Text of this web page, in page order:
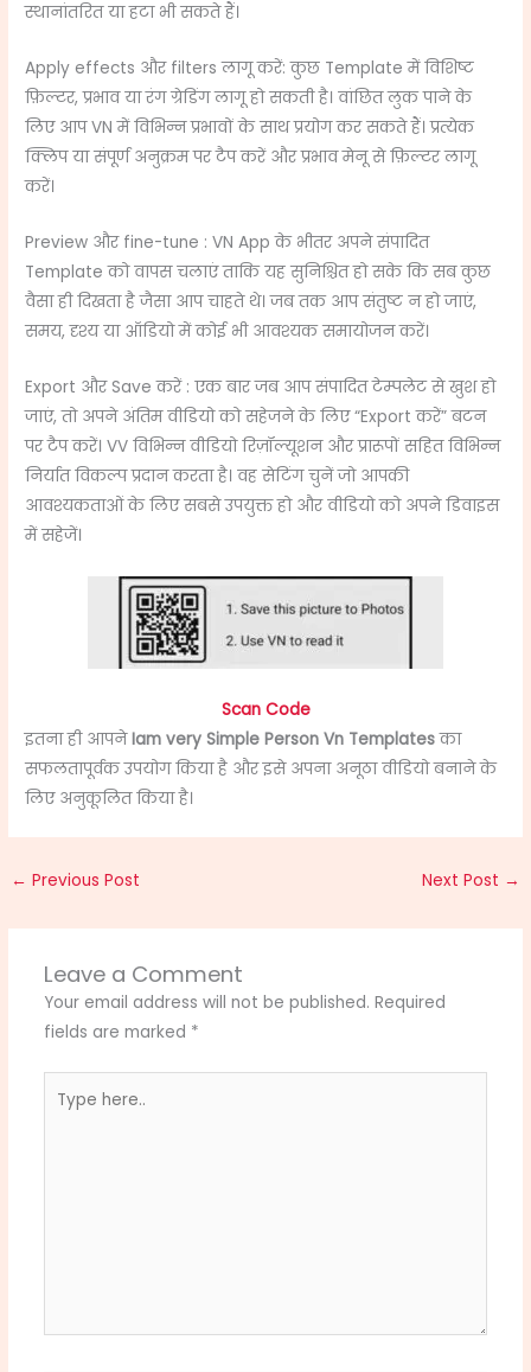
स्थानांतरित या हटा भी सकते हैं।
Apply effects और filters लागू करें: कुछ Template में विशिष्ट
फ़िल्टर, प्रभाव या रंग ग्रेडिंग लागू हो सकती है। वांछित लुक पाने के
लिए आप VN में विभिन्न प्रभावों के साथ प्रयोग कर सकते हैं। प्रत्येक
क्लिप या संपूर्ण अनुक्रम पर टैप करें और प्रभाव मेनू से फ़िल्टर लागू
करें।
Preview और fine-tune : VN App के भीतर अपने संपादित
Template को वापस चलाएं ताकि यह सुनिश्चित हो सके कि सब कुछ
वैसा ही दिखता है जैसा आप चाहते थे। जब तक आप संतुष्ट न हो जाएं,
समय, दृश्य या ऑडियो में कोई भी आवश्यक समायोजन करें।
Export और Save करें : एक बार जब आप संपादित टेम्पलेट से खुश हो
जाएं, तो अपने अंतिम वीडियो को सहेजने के लिए “Export करें” बटन
पर टैप करें। VV विभिन्न वीडियो रिज़ॉल्यूशन और प्रारूपों सहित विभिन्न
निर्यात विकल्प प्रदान करता है। वह सेटिंग चुनें जो आपकी
आवश्यकताओं के लिए सबसे उपयुक्त हो और वीडियो को अपने डिवाइस
में सहेजें।
Scan Code
इतना ही आपनेIam very Simple Person Vn Templatesका
सफलतापूर्वक उपयोग किया है और इसे अपना अनूठा वीडियो बनाने के
लिए अनुकूलित किया है।
← Previous Post Next Post →
Leave a Comment
Your email address will not be published. Required
fields are marked *
here..